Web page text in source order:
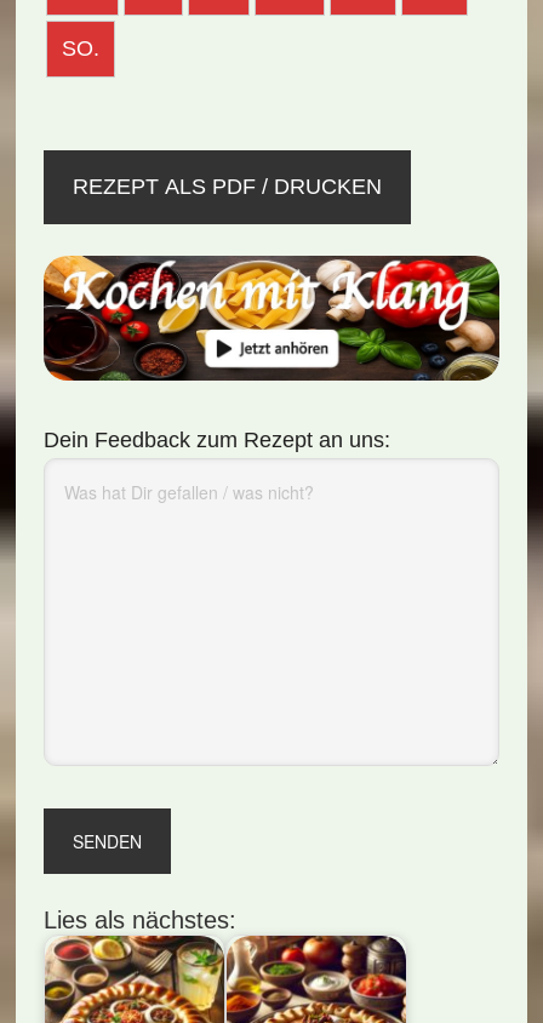
SO.
REZEPT ALS PDF / DRUCKEN
Dein Feedback zum Rezept an uns:
Lies als nächstes: